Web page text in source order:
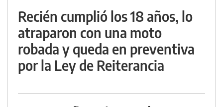
Recién cumplió los 18 años, lo
atraparon con una moto
robada y queda en preventiva
por la Ley de Reiterancia